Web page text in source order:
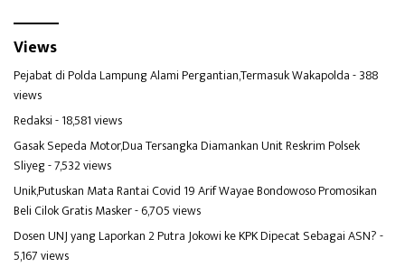
Views
Pejabat di Polda Lampung Alami Pergantian,Termasuk Wakapolda- 388
views
Redaksi- 18,581 views
Gasak Sepeda Motor,Dua Tersangka Diamankan Unit Reskrim Polsek
Sliyeg- 7,532 views
Unik,Putuskan Mata Rantai Covid 19 Arif Wayae Bondowoso Promosikan
Beli Cilok Gratis Masker- 6,705 views
Dosen UNJ yang Laporkan 2 Putra Jokowi ke KPK Dipecat Sebagai ASN?-
5,167 views